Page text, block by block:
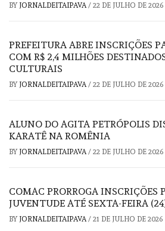
BY JORNALDEITAIPAVA / 22 DE JULHO DE 2026
PREFEITURA ABRE INSCRIÇÕES
COM R$ 2,4 MILHÕES
CULTURAIS
BY JORNALDEITAIPAVA / 22 DE JULHO DE 2026
ALUNO DO AGITA PETRÓPOLIS
KARATÊ NA ROMÊNIA
BY JORNALDEITAIPAVA / 22 DE JULHO DE 2026
COMAC PRORROGA INSCRIÇÕES
JUVENTUDE ATÉ SEXTA-FEIRA
BY JORNALDEITAIPAVA / 21 DE JULHO DE 2026